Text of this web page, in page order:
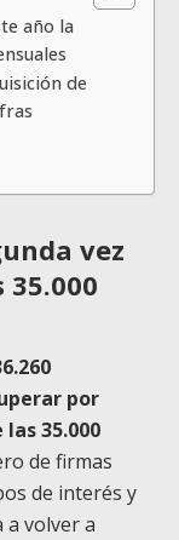
año la
de
vez
por
35.000
de firmas
de interés y
a volver a